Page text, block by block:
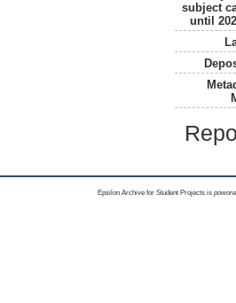
subject
until
Epsilon Archive for Student Projects is